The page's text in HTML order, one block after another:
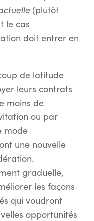
(plutôt
le cas
doit entrer en
de latitude
leurs contrats
moins de
ou par
mode
une nouvelle
graduelle,
les façons
qui voudront
opportunités